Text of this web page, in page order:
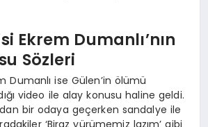
Ekrem Dumanlı’nın
Sözleri
Dumanlı ise Gülen’in ölümü
video ile alay konusu haline geldi.
bir odaya geçerken sandalye ile
‘Biraz yürümemiz lazım’ gibi